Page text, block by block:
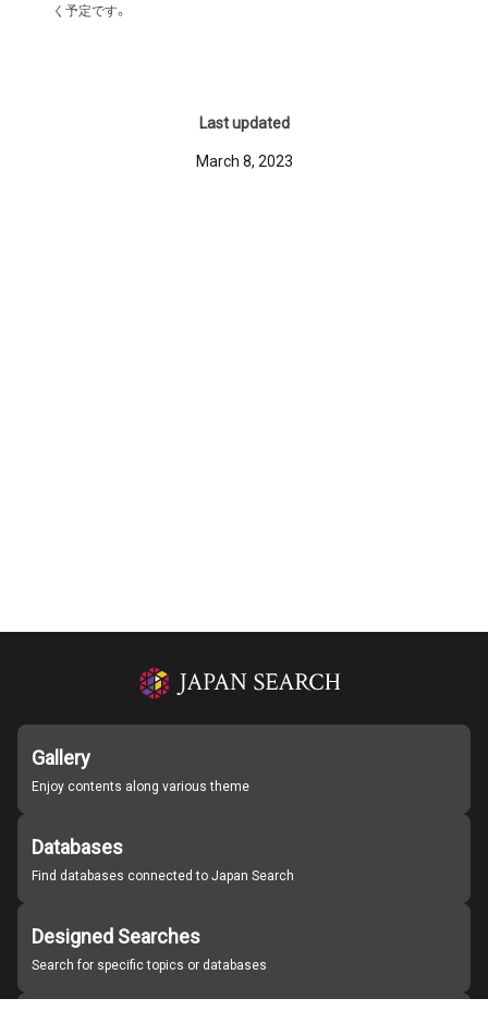
く予定です。
Last updated
March 8, 2023
Gallery
Enjoy contents along various theme
Databases
Find databases connected to Japan Search
Designed Searches
Search for specific topics or databases